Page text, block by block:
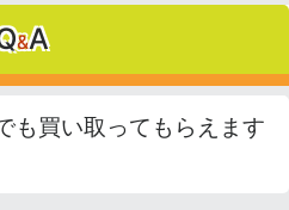
&A
も買い取ってもらえます